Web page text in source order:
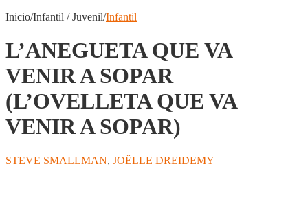
Inicio/Infantil / Juvenil/Infantil
L’ANEGUETA QUE VA
VENIR A SOPAR
(L’OVELLETA QUE VA
VENIR A SOPAR)
STEVE SMALLMAN, JOËLLE DREIDEMY